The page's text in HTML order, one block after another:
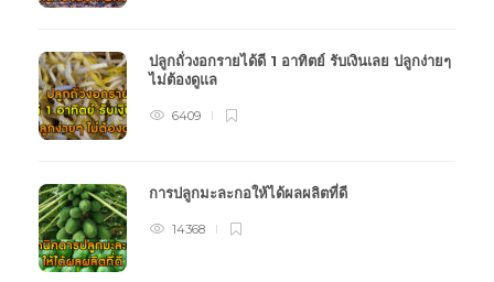
ปลูกถั่วงอกรายได้ดี 1 อาทิตย์ รับเงินเลย ปลูกง่ายๆ
ไม่ต้องดูแล
6409
การปลูกมะละกอให้ได้ผลผลิตที่ดี
14368